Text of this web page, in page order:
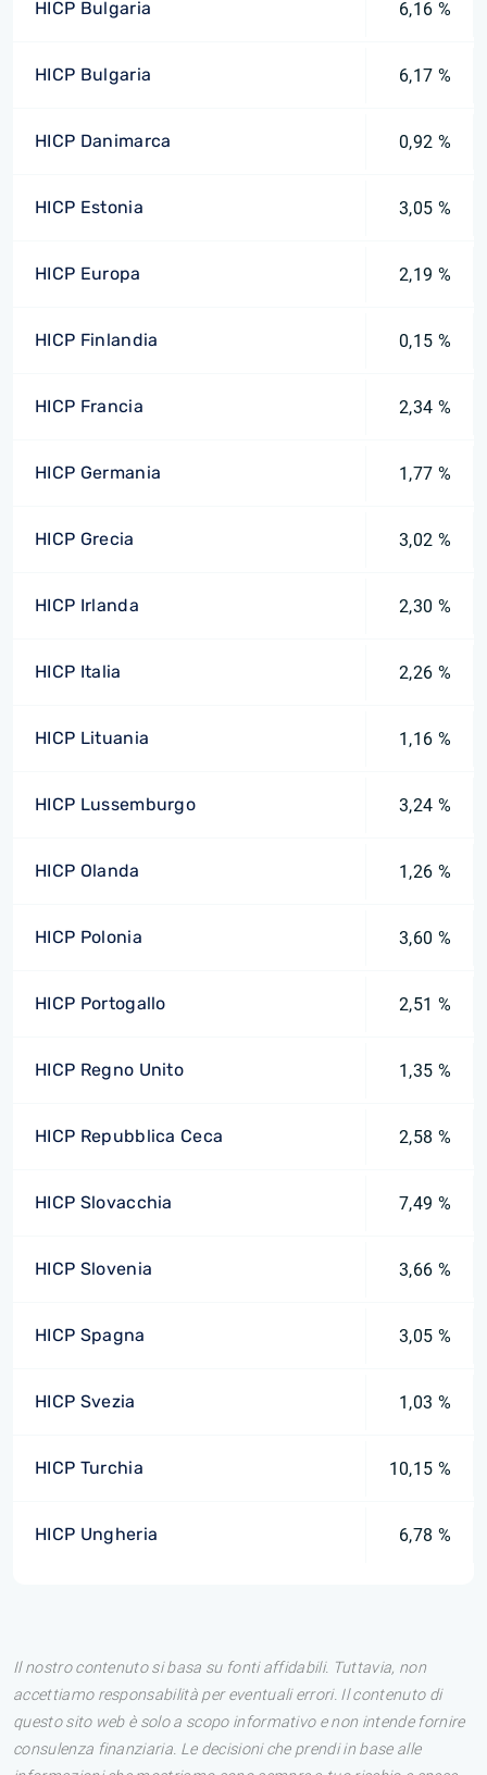
HICP Bulgaria 6,16 %
HICP Bulgaria 6,17 %
HICP Danimarca 0,92 %
HICP Estonia 3,05 %
HICP Europa 2,19 %
HICP Finlandia 0,15 %
HICP Francia 2,34 %
HICP Germania 1,77 %
HICP Grecia 3,02 %
HICP Irlanda 2,30 %
HICP Italia 2,26 %
HICP Lituania 1,16 %
HICP Lussemburgo 3,24 %
HICP Olanda 1,26 %
HICP Polonia 3,60 %
HICP Portogallo 2,51 %
HICP Regno Unito 1,35 %
HICP Repubblica Ceca 2,58 %
HICP Slovacchia 7,49 %
HICP Slovenia 3,66 %
HICP Spagna 3,05 %
HICP Svezia 1,03 %
HICP Turchia 10,15 %
HICP Ungheria 6,78 %
Il nostro contenuto si basa su fonti affidabili. Tuttavia, non
accettiamo responsabilità per eventuali errori. Il contenuto di
questo sito web è solo a scopo informativo e non intende fornire
consulenza finanziaria. Le decisioni che prendi in base alle